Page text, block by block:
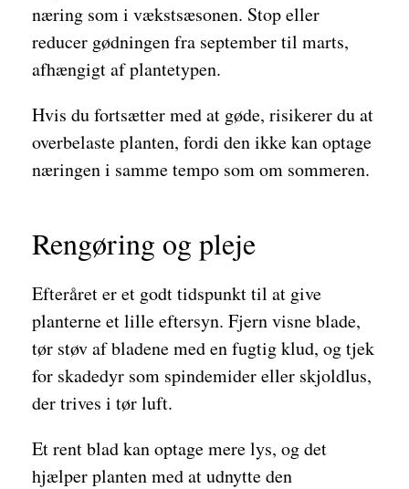
næring som i vækstsæsonen. Stop eller
reducer gødningen fra september til marts,
afhængigt af plantetypen.
Hvis du fortsætter med at gøde, risikerer du at
overbelaste planten, fordi den ikke kan optage
næringen i samme tempo som om sommeren.
Rengøring og pleje
Efteråret er et godt tidspunkt til at give
planterne et lille eftersyn. Fjern visne blade,
tør støv af bladene med en fugtig klud, og tjek
for skadedyr som spindemider eller skjoldlus,
der trives i tør luft.
Et rent blad kan optage mere lys, og det
hjælper planten med at udnytte den